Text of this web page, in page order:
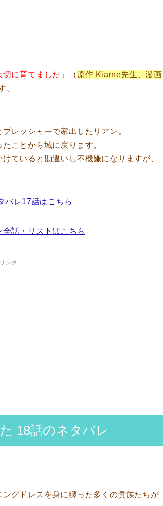
切に育てました 」（ 原作 Kiarne先生、漫画
。
レッシャーで家出したリアン。
ことから城に戻ります。
ていると勘違いし不機嫌になりますが、
バレ17話はこちら
全話・リストはこちら
ンク
18話のネタバレ
グドレスを身に纏った多くの貴族たちが